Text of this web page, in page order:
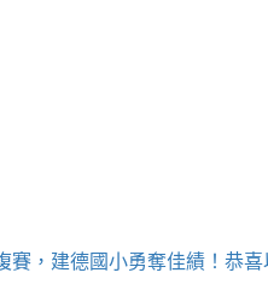
，建德國小勇奪佳績！恭